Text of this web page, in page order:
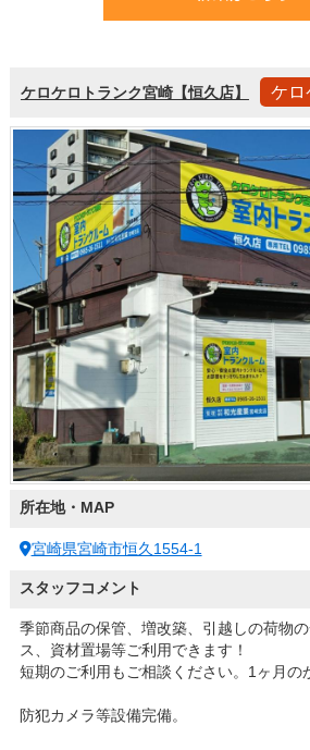
ケロケロトランク宮崎【恒久店】 ケロ
所在地・MAP
宮崎県宮崎市恒久1554-1
スタッフコメント
季節商品の保管、増改築、引越しの荷物
ス、資材置場等ご利用できます！
短期のご利用もご相談ください。1ヶ月の
防犯カメラ等設備完備。